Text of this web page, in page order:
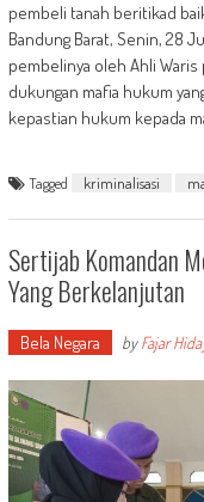
pembeli tanah beritikad
Bandung Barat, Senin, 28
pembelinya oleh Ahli
dukungan mafia hukum
kepastian hukum kepada
Tagged kriminalisasi
Sertijab Komandan
Yang Berkelanjutan
Bela Negara byFajar